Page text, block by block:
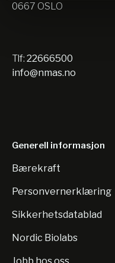
0667 OSLO
Tlf: 22666500
info@nmas.no
Generell informasjon
Bærekraft
Personvernerklæring
Sikkerhetsdatablad
Nordic Biolabs